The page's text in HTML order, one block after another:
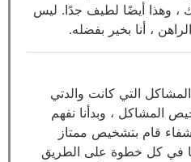
، وهذا أيضًا لطيف جدًا. ليس
، أنا بخير بفضله.
التي كانت والدتي
المشاكل ، وبدأنا نفهم
قام بتشخيص ممتاز
في كل خطوة على الطريق